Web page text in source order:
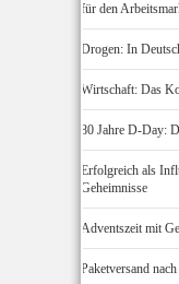
für den
Drogen: In
Wirtschaft: Das
80 Jahre D-Day:
Erfolgreich als
Geheimnisse
Adventszeit mit
Paketversand